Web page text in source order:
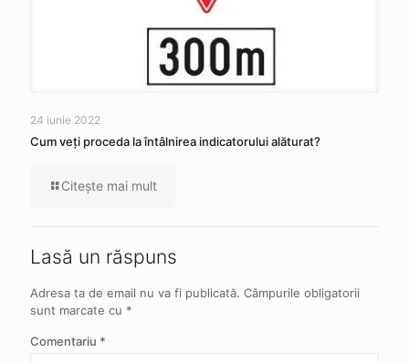
24 iunie 2022
Cum veţi proceda la întâlnirea indicatorului alăturat?
Citeşte mai mult
Lasă un răspuns
Adresa ta de email nu va fi publicată. Câmpurile obligatorii
sunt marcate cu *
Comentariu *